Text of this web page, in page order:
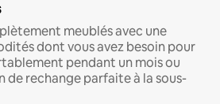
meublés avec une
dont vous avez besoin pour
pendant un mois ou
de rechange parfaite à la sous-